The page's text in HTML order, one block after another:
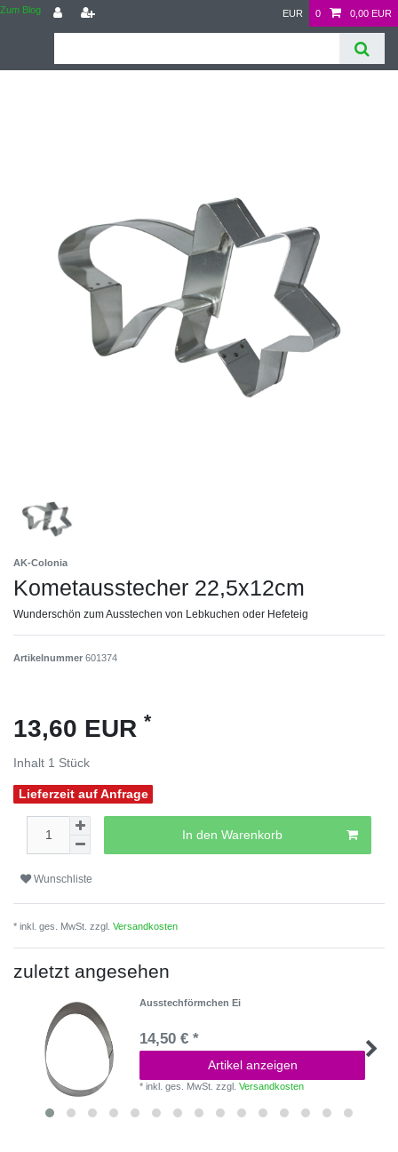
Zum Blog EUR 0 0,00 EUR
AK-Colonia
Kometausstecher 22,5x12cm
Wunderschön zum Ausstechen von Lebkuchen oder Hefeteig
Artikelnummer 601374
13,60 EUR *
Inhalt 1 Stück
Lieferzeit auf Anfrage
In den Warenkorb
Wunschliste
* inkl. ges. MwSt. zzgl. Versandkosten
zuletzt angesehen
Ausstechförmchen Ei
14,50 € *
Artikel anzeigen
*inkl. ges. MwSt. zzgl.Versandkosten